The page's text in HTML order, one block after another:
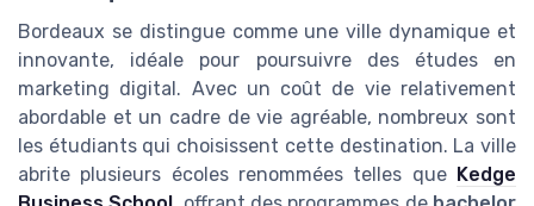
Bordeaux se distingue comme une ville dynamique et
innovante, idéale pour poursuivre des études en
marketing digital. Avec un coût de vie relativement
abordable et un cadre de vie agréable, nombreux sont
les étudiants qui choisissent cette destination. La ville
abrite plusieurs écoles renommées telles que Kedge